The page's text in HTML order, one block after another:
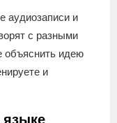
аудиозаписи и
с разными
объяснить идею
и
языке